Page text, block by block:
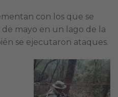
con los que se
de mayo en un lago de la
se ejecutaron ataques.